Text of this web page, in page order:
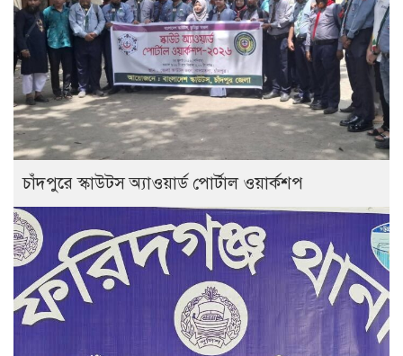
চাঁদপুরে স্কাউটস অ্যাওয়ার্ড পোর্টাল ওয়ার্কশপ